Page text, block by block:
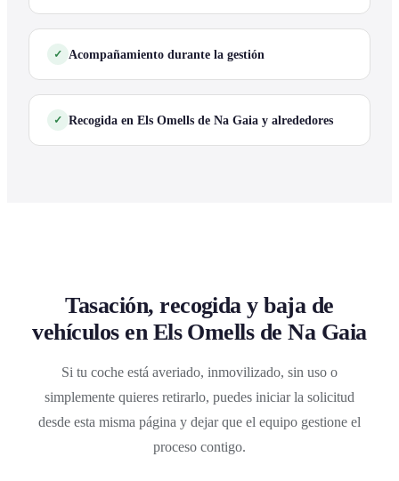
Acompañamiento durante la gestión
Recogida en Els Omells de Na Gaia y alrededores
Tasación, recogida y baja de
vehículos en Els Omells de Na Gaia
Si tu coche está averiado, inmovilizado, sin uso o
simplemente quieres retirarlo, puedes iniciar la solicitud
desde esta misma página y dejar que el equipo gestione el
proceso contigo.